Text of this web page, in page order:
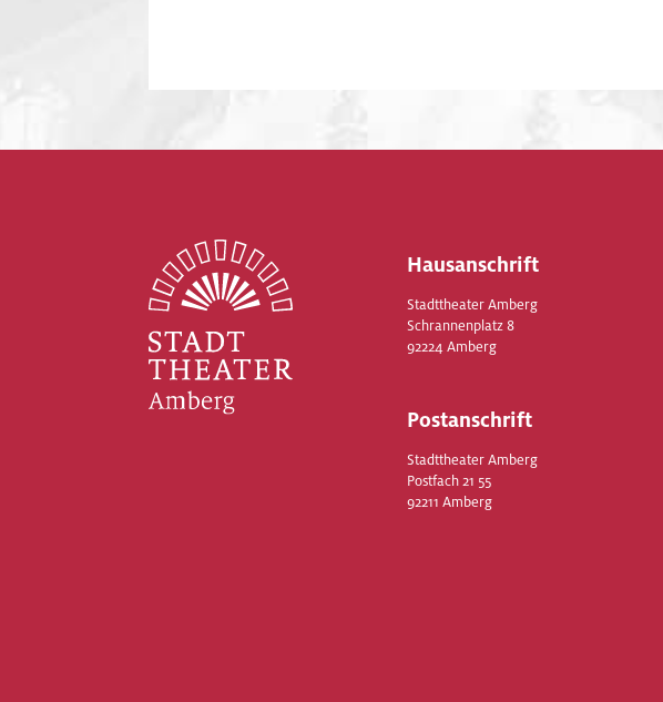
Hausanschrift
Stadttheater Amberg
Schrannenplatz 8
92224 Amberg
Postanschrift
Stadttheater Amberg
Postfach 21 55
92211 Amberg